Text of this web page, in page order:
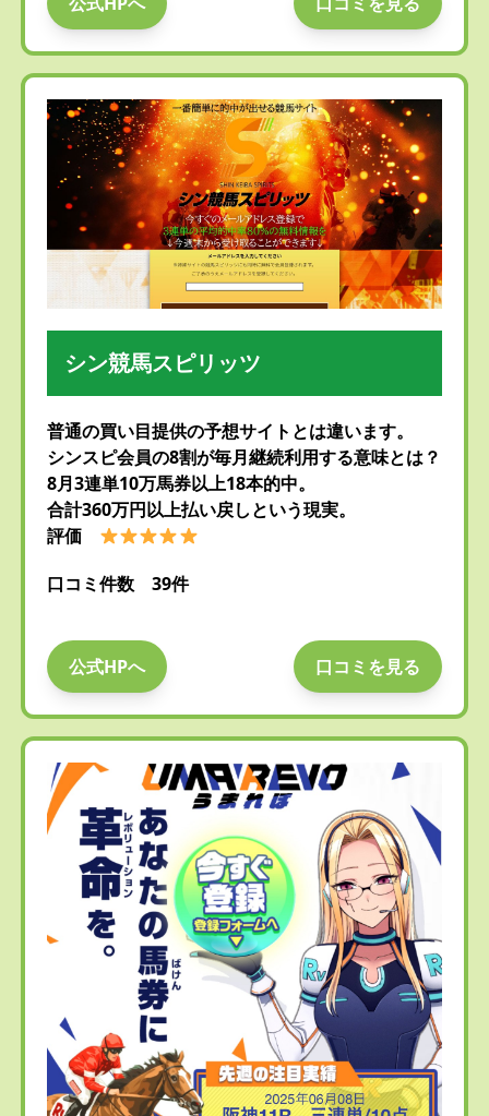
シン競馬スピリッツ
普通の買い目提供の予想サイトとは違います。
シンスピ会員の8割が毎月継続利用する意味とは？
8月3連単10万馬券以上18本的中。
合計360万円以上払い戻しという現実。
評価
口コミ件数 39件
公式HPへ 口コミを見る